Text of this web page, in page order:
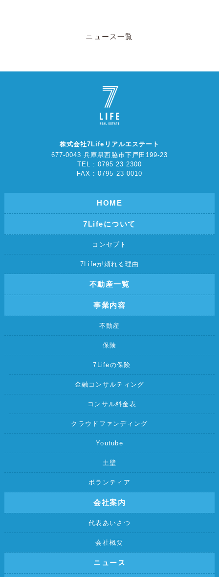
ニュース一覧
株式会社7Lifeリアルエステート
677-0043 兵庫県西脇市下戸田199-23
TEL : 0795 23 2300
FAX : 0795 23 0010
HOME
7Lifeについて
コンセプト
7Lifeが頼れる理由
不動産一覧
事業内容
不動産
保険
7Lifeの保険
金融コンサルティング
コンサル料金表
クラウドファンディング
Youtube
土壁
ボランティア
会社案内
代表あいさつ
会社概要
ニュース